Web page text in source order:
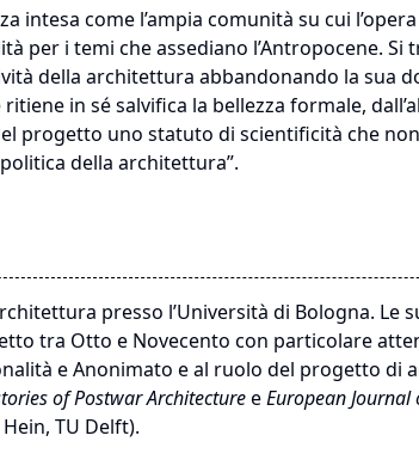
intesa come l’ampia comunità su cui
per i temi che assediano l’Antropocene. Si
della architettura abbandonando la sua
in sé salvifica la bellezza formale,
progetto uno statuto di scientificità che
della architettura”.
presso l’Università di Bologna. Le
tra Otto e Novecento con particolare
e Anonimato e al ruolo del progetto di
of Postwar ArchitectureeEuropean Journal
TU Delft).